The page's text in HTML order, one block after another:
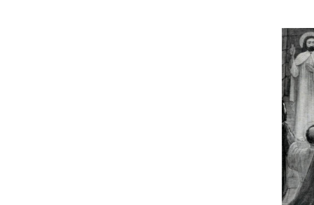
Pietà a Milano, realizza il
1932 - XVIII Esposizione
Città di Venezia, catalogo
1934 - XIX Esposizione
d'Arte di Venezia, catalogo
1939 - Premio Bergamo.